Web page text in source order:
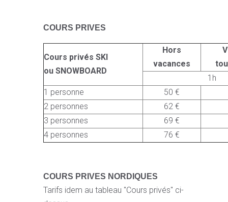
COURS PRIVES
Cours privés SKI
ou SNOWBOARD
Hors
vacances
1h
1 personne
50 €
2 personnes
62 €
3 personnes
69 €
4 personnes
76 €
COURS PRIVES NORDIQUES
Tarifs idem au tableau "Cours privés" ci-